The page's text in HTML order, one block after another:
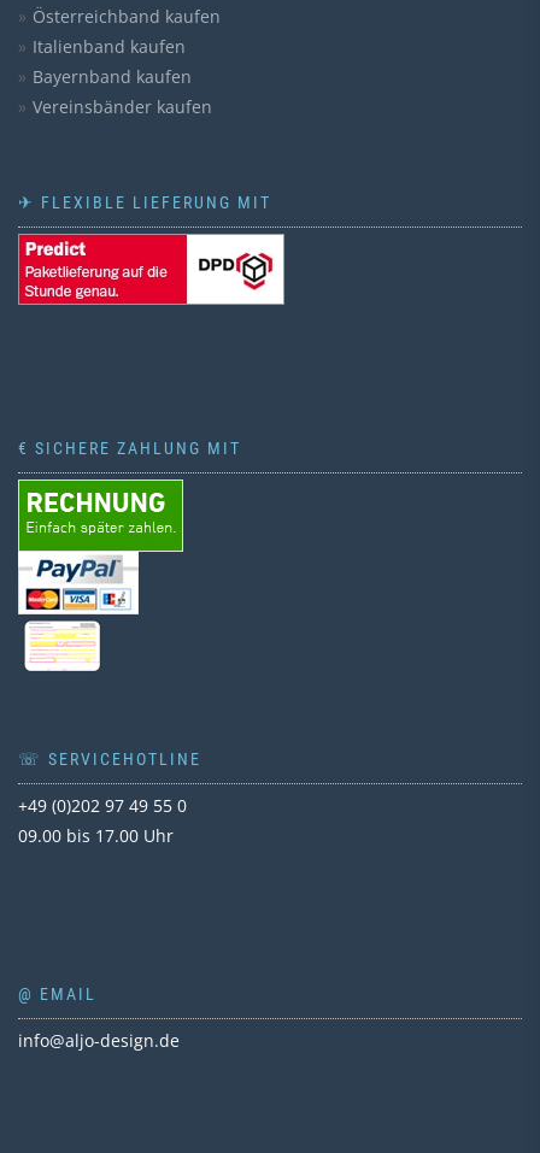
Österreichband kaufen
Italienband kaufen
Bayernband kaufen
Vereinsbänder kaufen
✈ FLEXIBLE LIEFERUNG MIT
€ SICHERE ZAHLUNG MIT
☏ SERVICEHOTLINE
+49 (0)202 97 49 55 0
09.00 bis 17.00 Uhr
@ EMAIL
info@aljo-design.de